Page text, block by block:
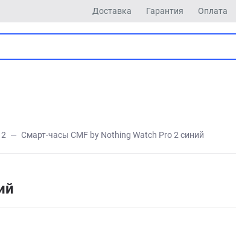
Доставка Гарантия Оплата
Смарт-часы CMF by Nothing Watch Pro 2 синий